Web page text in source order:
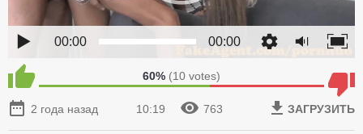
00:00 00:00
60% (10 votes)
2 года назад 10:19 763 ЗАГРУЗИТЬ